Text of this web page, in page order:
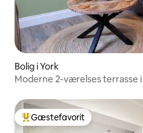
Bolig i York
Moderne 2-værelses terrasse
Bedste gæstefavorit
Gæstefavorit